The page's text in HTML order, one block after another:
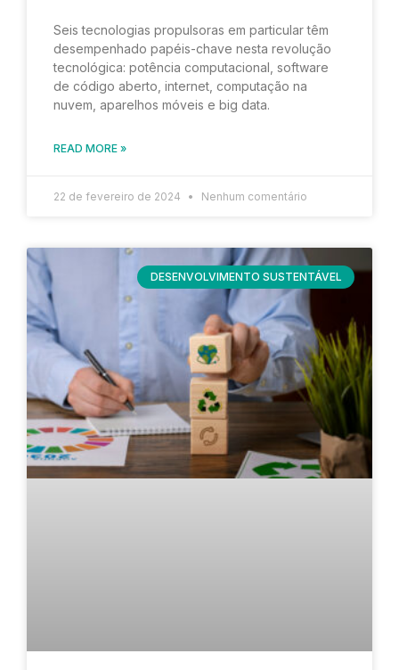
Seis tecnologias propulsoras em particular têm
desempenhado papéis-chave nesta revolução
tecnológica: potência computacional, software
de código aberto, internet, computação na
nuvem, aparelhos móveis e big data.
READ MORE »
22 de fevereiro de 2024 Nenhum comentário
DESENVOLVIMENTO SUSTENTÁVEL